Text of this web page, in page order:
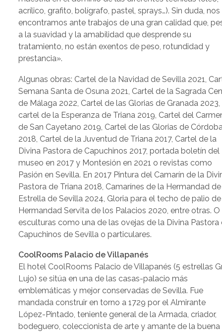
acrílico, grafito, bolígrafo, pastel, sprays…). Sin duda, nos
encontramos ante trabajos de una gran calidad que,
a la suavidad y la amabilidad que desprende su
tratamiento, no están exentos de peso, rotundidad y
prestancia».
Algunas obras: Cartel de la Navidad de Sevilla 2021,
Semana Santa de Osuna 2021, Cartel de la Sagrada
de Málaga 2022, Cartel de las Glorias de Granada 2023,
cartel de la Esperanza de Triana 2019, Cartel del
de San Cayetano 2019, Cartel de las Glorias de
2018, Cartel de la Juventud de Triana 2017, Cartel de la
Divina Pastora de Capuchinos 2017, portada boletín del
museo en 2017 y Montesión en 2021 o revistas como
Pasión en Sevilla. En 2017 Pintura del Camarín de la
Pastora de Triana 2018, Camarínes de la Hermandad
Estrella de Sevilla 2024, Gloria para el techo de palio
Hermandad Servita de los Palacios 2020, entre otras. O
esculturas como una de las ovejas de la Divina Pastora
Capuchinos de Sevilla o particulares.
CoolRooms Palacio de Villapanés
El hotel CoolRooms Palacio de Villapanés (5 estrellas
Lujo) se sitúa en una de las casas-palacio más
emblemáticas y mejor conservadas de Sevilla. Fue
mandada construir en torno a 1729 por el Almirante
López-Pintado, teniente general de la Armada, criador,
bodeguero, coleccionista de arte y amante de la buena